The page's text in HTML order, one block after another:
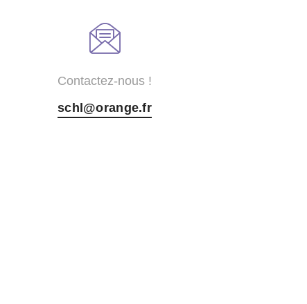
Contactez-nous !
schl@orange.fr